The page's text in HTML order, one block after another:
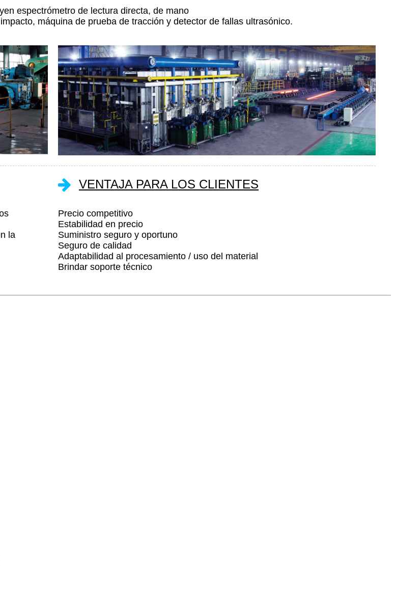
espectrómetro de lectura directa, de mano
máquina de prueba de tracción y detector de fallas ultrasónico.
la
VENTAJA PARA LOS CLIENTES
Precio competitivo
Estabilidad en precio
Suministro seguro y oportuno
Seguro de calidad
Adaptabilidad al procesamiento / uso del material
Brindar soporte técnico